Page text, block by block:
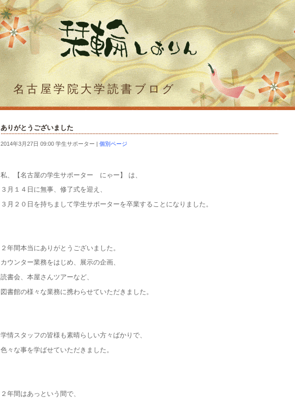
名古屋学院大学読書ブログ
ありがとうございました
2014年3月27日 09:00 学生サポーター | 個別ページ
私、【名古屋の学生サポーター にゃー】 は、
３月１４日に無事、修了式を迎え、
３月２０日を持ちまして学生サポーターを卒業することになりました。
２年間本当にありがとうございました。
カウンター業務をはじめ、展示の企画、
読書会、本屋さんツアーなど、
図書館の様々な業務に携わらせていただきました。
学情スタッフの皆様も素晴らしい方々ばかりで、
色々な事を学ばせていただきました。
２年間はあっという間で、